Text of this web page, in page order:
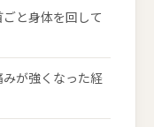
と身体を回して
が強くなった経